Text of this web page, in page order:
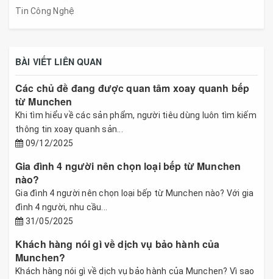
Tin Công Nghệ
BÀI VIẾT LIÊN QUAN
Các chủ đề đang được quan tâm xoay quanh bếp
từ Munchen
Khi tìm hiểu về các sản phẩm, người tiêu dùng luôn tìm kiếm
thông tin xoay quanh sản...
09/12/2025
Gia đình 4 người nên chọn loại bếp từ Munchen
nào?
Gia đình 4 người nên chọn loại bếp từ Munchen nào? Với gia
đình 4 người, nhu cầu...
31/05/2025
Khách hàng nói gì về dịch vụ bảo hành của
Munchen?
Khách hàng nói gì về dịch vụ bảo hành của Munchen? Vì sao